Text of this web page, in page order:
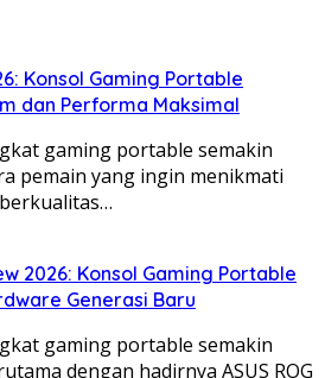
Konsol Gaming Portable
dan Performa Maksimal
gaming portable semakin
pemain yang ingin menikmati
2026: Konsol Gaming Portable
Generasi Baru
gaming portable semakin
dengan hadirnya ASUS ROG